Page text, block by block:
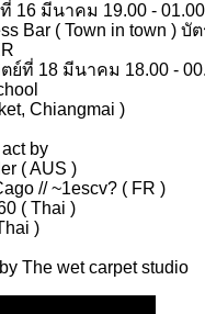
16 มีนาคม 19.00 -
Bar ( Town in town ) บั
ย์ที่ 18 มีนาคม 18.00 -
Chiangmai )
by
( AUS )
// ~1escv? ( FR )
( Thai )
)
The wet carpet studio